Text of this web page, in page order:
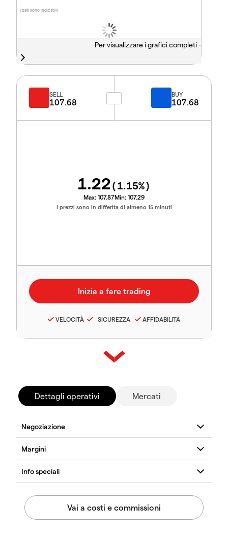
I dati sono indicativi
Per visualizzare i grafici completi -
SELL
107.68
BUY
107.68
1.22(1.15%)
Max: 107.87Min: 107.29
I prezzi sono in differita di almeno 15 minuti
VELOCITÀ SICUREZZA AFFIDABILITÀ
Dettagli operativi Mercati